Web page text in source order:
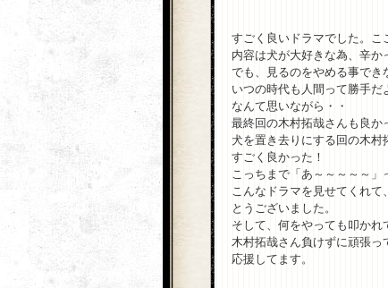
すごく良いドラマでした。こ
内容は犬が大好きな為、辛か
でも、見るのをやめる事でき
いつの時代も人間って勝手だ
なんて思いながら・・
最終回の木村拓哉さんも良か
犬を置き去りにする回の木村
すごく良かった！
こっちまで「あ～～～～～」
こんなドラマを見せてくれ
とうございました。
そして、何をやっても叩かれ
木村拓哉さん負けずに頑張っ
応援してます。